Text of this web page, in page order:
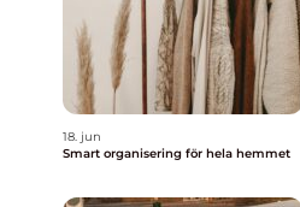
18. jun
Smart organisering för hela hemmet